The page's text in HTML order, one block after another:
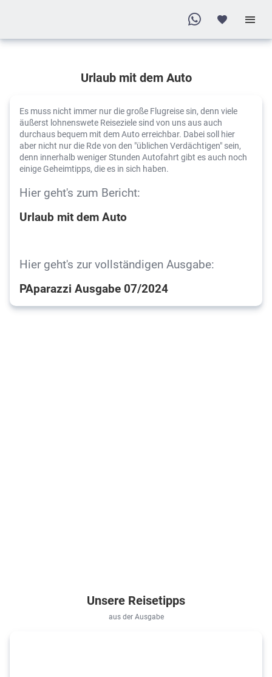
Urlaub mit dem Auto
Es muss nicht immer nur die große Flugreise sin, denn viele
äußerst lohnenswete Reiseziele sind von uns aus auch
durchaus bequem mit dem Auto erreichbar. Dabei soll hier
aber nicht nur die Rde von den "üblichen Verdächtigen" sein,
denn innerhalb weniger Stunden Autofahrt gibt es auch noch
einige Geheimtipps, die es in sich haben.
Hier geht's zum Bericht:
Urlaub mit dem Auto
Hier geht's zur vollständigen Ausgabe:
PAparazzi Ausgabe 07/2024
Unsere Reisetipps
aus der Ausgabe